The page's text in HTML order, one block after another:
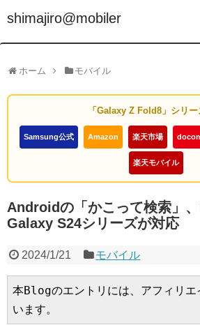
shimajiro@mobiler
ホーム モバイル
「Galaxy Z Fold8」シリー
Samsung公式 Amazon 楽天市場
楽天モバイル
Androidの「かこって検索」
Galaxy S24シリーズが対応
2024/1/21 モバイル
本Blogのエントリには、アフィリエ
います。